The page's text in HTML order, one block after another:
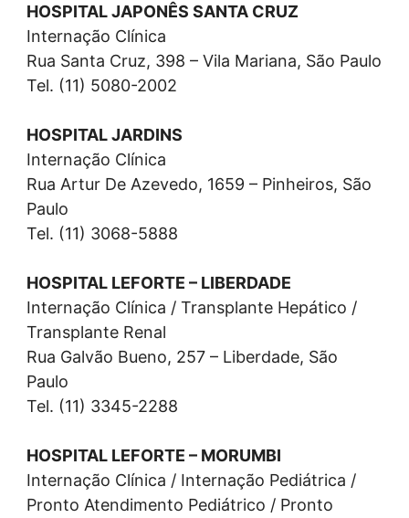
HOSPITAL JAPONÊS SANTA CRUZ
Internação Clínica
Rua Santa Cruz, 398 – Vila Mariana, São Paulo
Tel. (11) 5080-2002
HOSPITAL JARDINS
Internação Clínica
Rua Artur De Azevedo, 1659 – Pinheiros, São
Paulo
Tel. (11) 3068-5888
HOSPITAL LEFORTE – LIBERDADE
Internação Clínica / Transplante Hepático /
Transplante Renal
Rua Galvão Bueno, 257 – Liberdade, São
Paulo
Tel. (11) 3345-2288
HOSPITAL LEFORTE – MORUMBI
Internação Clínica / Internação Pediátrica /
Pronto Atendimento Pediátrico / Pronto